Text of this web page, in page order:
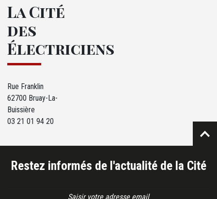
La Cité
des
Électriciens
Rue Franklin
62700 Bruay-La-
Buissière
03 21 01 94 20
Restez informés de l'actualité de la Cité